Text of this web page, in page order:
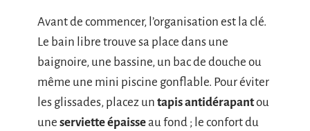
Avant de commencer, l’organisation est la clé.
Le bain libre trouve sa place dans une
baignoire, une bassine, un bac de douche ou
même une mini piscine gonflable. Pour éviter
les glissades, placez un tapis antidérapantou
une serviette épaisseau fond ; le confort du